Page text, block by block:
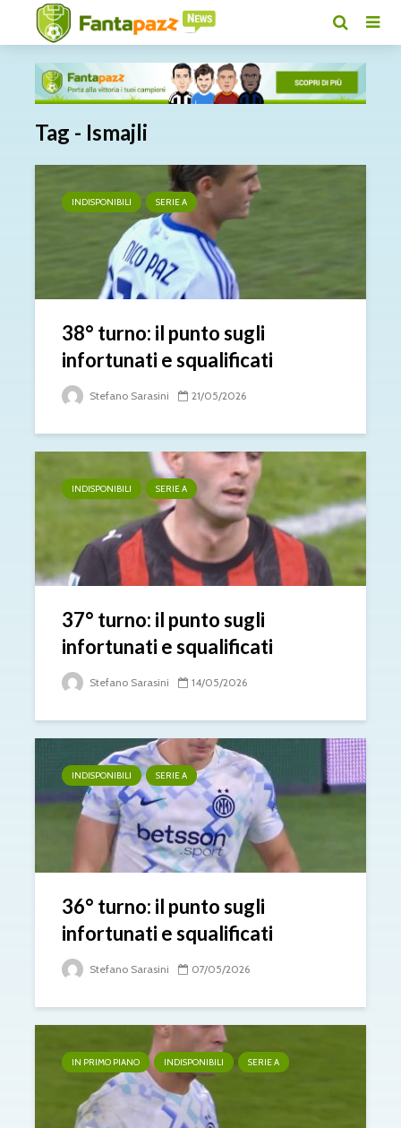
Tag - Ismajli
INDISPONIBILI SERIE A
38° turno: il punto sugli
infortunati e squalificati
Stefano Sarasini 21/05/2026
INDISPONIBILI SERIE A
37° turno: il punto sugli
infortunati e squalificati
Stefano Sarasini 14/05/2026
INDISPONIBILI SERIE A
36° turno: il punto sugli
infortunati e squalificati
Stefano Sarasini 07/05/2026
IN PRIMO PIANO INDISPONIBILI SERIE A